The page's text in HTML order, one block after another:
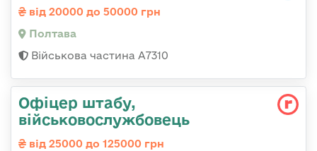
від 20000 до 50000 грн
Полтава
Військова частина A7310
Офіцер штабу,
військовослужбовець
від 25000 до 125000 грн